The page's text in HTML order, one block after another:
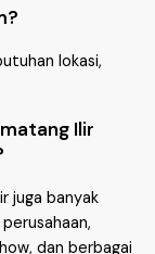
lokasi,
Ilir
juga banyak
dan berbagai